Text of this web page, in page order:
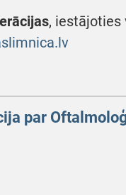
, iestājoties
par